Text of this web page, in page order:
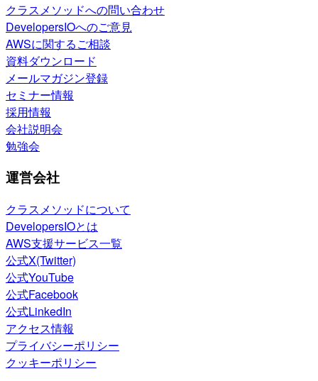
クラスメソッドへの問い合わせ
DevelopersIOへのご意見
AWSに関するご相談
資料ダウンロード
メールマガジン登録
セミナー情報
採用情報
会社説明会
勉強会
運営会社
クラスメソッドについて
DevelopersIOとは
AWS支援サービス一覧
公式X(Twitter)
公式YouTube
公式Facebook
公式LinkedIn
アクセス情報
プライバシーポリシー
クッキーポリシー